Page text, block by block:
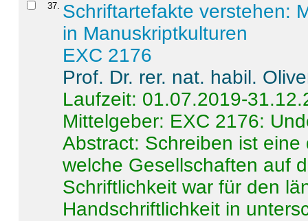
37. Schriftartefakte verstehen:
in Manuskriptkulturen
EXC 2176
Prof. Dr. rer. nat. habil.
Laufzeit: 01.07.2019-
Mittelgeber: EXC 2176:
Abstract: Schreiben ist
welche Gesellschaften auf
Schriftlichkeit war für den
Handschriftlichkeit in